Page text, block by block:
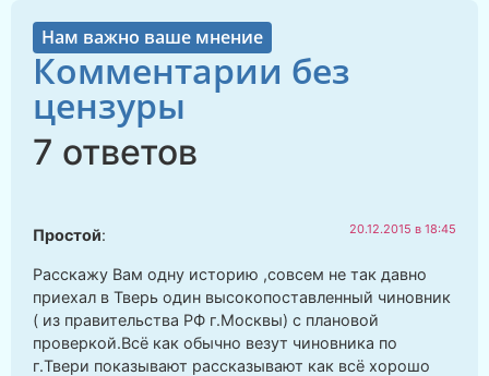
Нам важно ваше мнение
Комментарии без
цензуры
7 ответов
Простой: 20.12.2015 в 18:45
Расскажу Вам одну историю ,совсем не так давно
приехал в Тверь один высокопоставленный чиновник
( из правительства РФ г.Москвы) с плановой
проверкой.Всё как обычно везут чиновника по
г.Твери показывают рассказывают как всё хорошо